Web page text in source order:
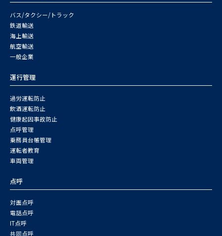
バス/タクシー/トラック
鉄道輸送
海上輸送
航空輸送
一般企業
運行管理
過労運転防止
飲酒運転防止
健康起因事故防止
点呼管理
乗務員台帳管理
運転者教育
車両管理
点呼
対面点呼
電話点呼
IT点呼
共同点呼